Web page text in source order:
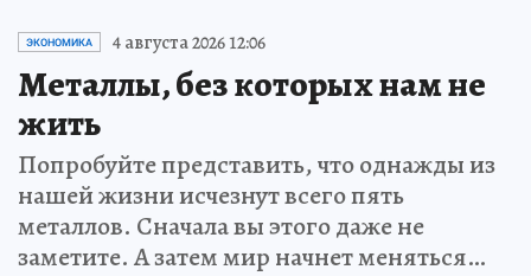
ЭКОНОМИКА 4 августа 2026 12:06
Металлы, без которых нам не
жить
Попробуйте представить, что однажды из
нашей жизни исчезнут всего пять
металлов. Сначала вы этого даже не
заметите. А затем мир начнет меняться…